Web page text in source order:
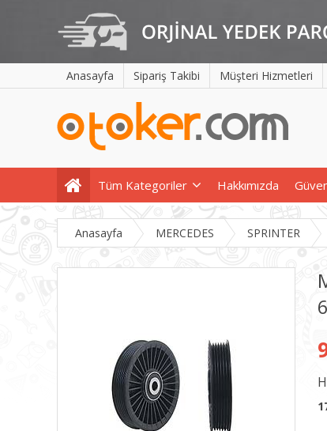
Anasayfa Sipariş Takibi Müşteri Hizmetleri
Tüm Kategoriler Hakkımızda
Anasayfa MERCEDES SPRINTER